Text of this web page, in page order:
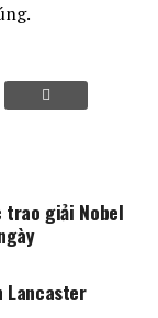
trao giải Nobel
Lancaster